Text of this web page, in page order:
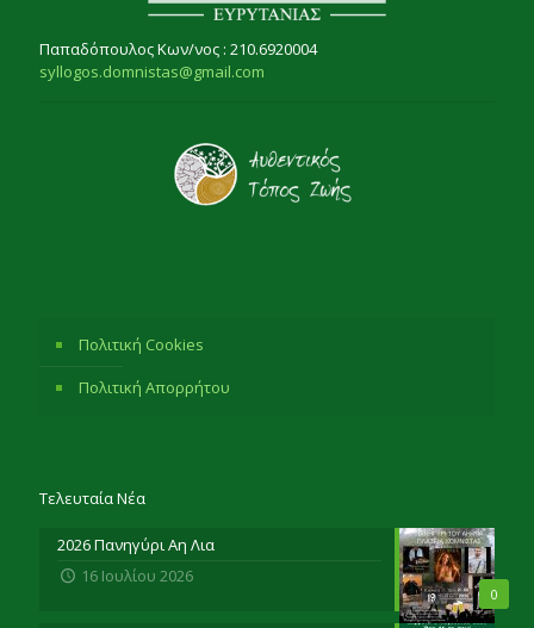
Παπαδόπουλος Κων/νος : 210.6920004
syllogos.domnistas@gmail.com
Πολιτική Cookies
Πολιτική Απορρήτου
Τελευταία Νέα
0
2026 Πανηγύρι Αη Λια
16 Ιουλίου 2026